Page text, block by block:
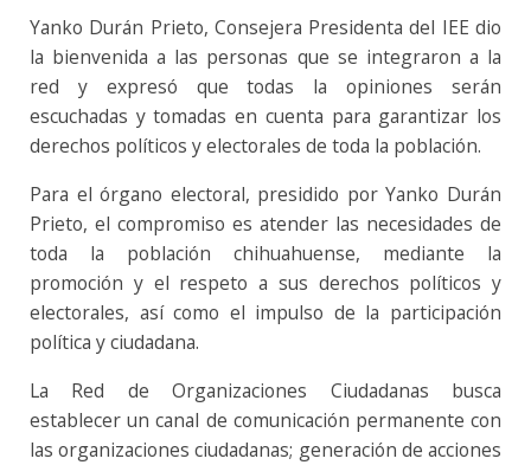
Yanko Durán Prieto, Consejera Presidenta del IEE dio
la bienvenida a las personas que se integraron a la
red y expresó que todas la opiniones serán
escuchadas y tomadas en cuenta para garantizar los
derechos políticos y electorales de toda la población.
Para el órgano electoral, presidido por Yanko Durán
Prieto, el compromiso es atender las necesidades de
toda la población chihuahuense, mediante la
promoción y el respeto a sus derechos políticos y
electorales, así como el impulso de la participación
política y ciudadana.
La Red de Organizaciones Ciudadanas busca
establecer un canal de comunicación permanente con
las organizaciones ciudadanas; generación de acciones